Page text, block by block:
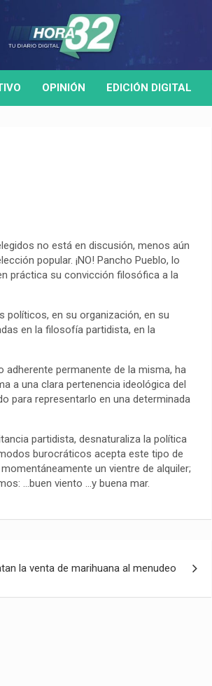
OPINIÓN EDICIÓN DIGITAL
no está en discusión, menos aún
popular. ¡NO! Pancho Pueblo, lo
práctica su convicción filosófica a la
en su organización, en su
en la filosofía partidista, en la
adherente permanente de la misma, ha
a una clara pertenencia ideológica del
para representarlo en una determinada
partidista, desnaturaliza la política
burocráticos acepta este tipo de
un vientre de alquiler;
…buen viento …y buena mar.
la venta de marihuana al menudeo